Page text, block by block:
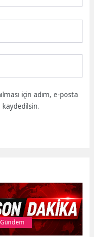
için adım, e-posta
kaydedilsin.
Gündem